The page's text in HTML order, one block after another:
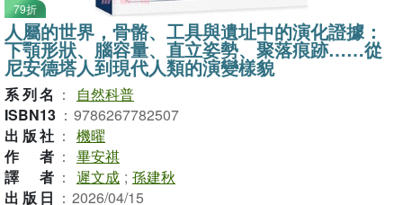
79折
人屬的世界，骨骼、工具與遺址中的演化證據：
下顎形狀、腦容量、直立姿勢、聚落痕跡……從
尼安德塔人到現代人類的演變樣貌
系列名 ：
自然科普
ISBN13 ： 9786267782507
出版社 ： 機曜
作者 ： 畢安祺
譯者 ： 遲文成 ; 孫建秋
出版日 ： 2026/04/15